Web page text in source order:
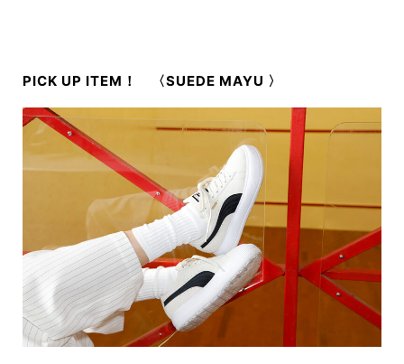
PICK UP ITEM！ 〈SUEDE MAYU 〉